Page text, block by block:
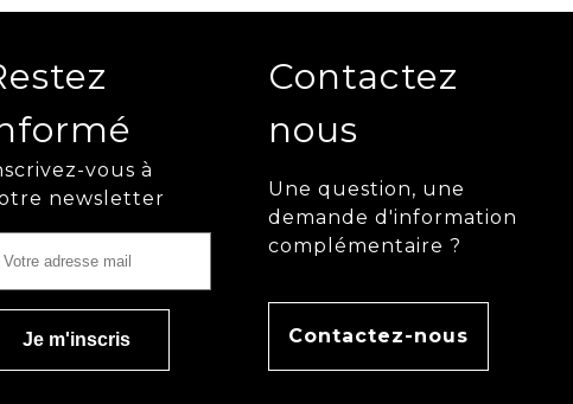
vous à
newsletter
Contactez
nous
Une question, une
demande d'information
complémentaire ?
Contactez-nous